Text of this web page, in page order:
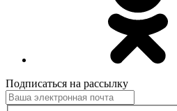
Подписаться на рассылку